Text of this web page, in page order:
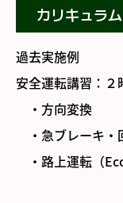
小型車両系建
学校案内
アクセス
カリキュラ
過去実施例
安全運転講習 ：
・方向変換
・急ブレーキ・
・路上運転（